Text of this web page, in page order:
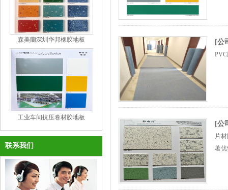
森美蘭深圳华邦橡胶地板
工业车间抗压卷材胶地板
联系我们
[公
[公
片
著